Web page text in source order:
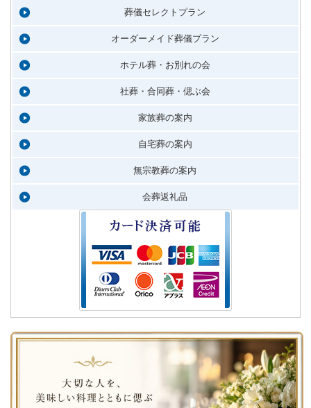
葬儀セレクトプラン
オーダーメイド葬儀プラン
ホテル葬・お別れの会
社葬・合同葬・偲ぶ会
家族葬の案内
自宅葬の案内
無宗教葬の案内
会葬返礼品